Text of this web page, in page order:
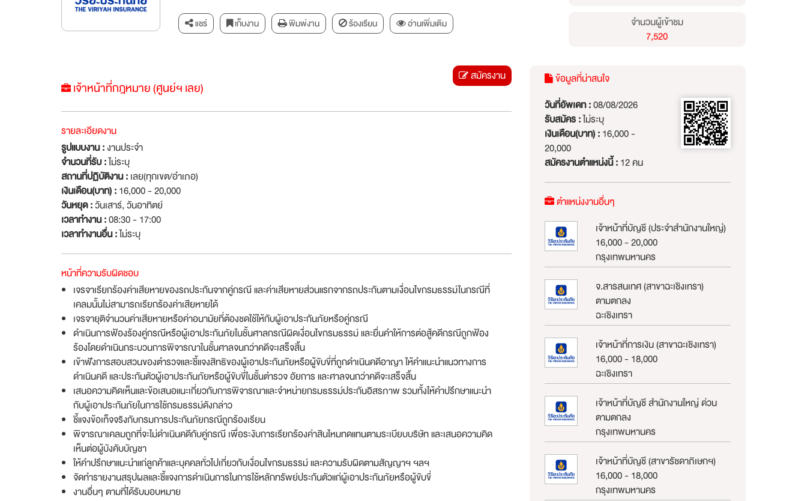
แชร์ เก็บงาน พิมพ์งาน ร้องเรียน อ่านเพิ่มเติม
จำนวนผู้เข้าชม
7,520
เจ้าหน้าที่กฎหมาย (ศูนย์ฯ เลย)
สมัครงาน
รายละเอียดงาน
รูปแบบงาน :งานประจำ
จำนวนที่รับ :ไม่ระบุ
สถานที่ปฏิบัติงาน :เลย(ทุกเขต/อำเภอ)
เงินเดือน(บาท) :16,000 - 20,000
วันหยุด :วันเสาร์,วันอาทิตย์
เวลาทำงาน :08:30 - 17:00
เวลาทำงานอื่น :ไม่ระบุ
หน้าที่ความรับผิดชอบ
เจรจาเรียกร้องค่าเสียหายของรถประกันจากคู่กรณี และค่าเสียหายส่วนแรกจากรถประกันตามเงื่อนไขกรมธรรม์ในกรณีที่
เคลมนั้นไม่สามารถเรียกร้องค่าเสียหายได้
เจรจายุติจำนวนค่าเสียหายหรือค่าอนามัยที่ต้องชดใช้ให้กับผู้เอาประกันภัยหรือคู่กรณี
ดำเนินการฟ้องร้องคู่กรณีหรือผู้เอาประกันภัยในชั้นศาลกรณีผิดเงื่อนไขกรมธรรม์ และยื่นคำให้การต่อสู้คดีกรณีถูกฟ้อง
ร้องโดยดำเนินกระบวนการพิจารณาในชั้นศาลจนกว่าคดีจะเสร็จสิ้น
เข้าฟังการสอบสวนของตำรวจและชี้แจงสิทธิของผู้เอาประกันภัยหรือผู้ขับขี่ที่ถูกดำเนินคดีอาญา ให้คำแนะนำแนวทางการ
ดำเนินคดี และประกันตัวผู้เอาประกันภัยหรือผู้ขับขี่ในชั้นตำรวจ อัยการ และศาลจนกว่าคดีจะเสร็จสิ้น
เสนอความคิดเห็นและข้อเสนอแนะเกี่ยวกับการพิจารณาและจำหน่ายกรมธรรม์ประกันอิสรภาพ รวมทั้งให้คำปรึกษาแนะนำ
กับผู้เอาประกันภัยในการใช้กรมธรรม์ดังกล่าว
ชี้แจงข้อเท็จจริงกับกรมการประกันภัยกรณีถูกร้องเรียน
พิจารณาเคลมถูกที่จะไม่ดำเนินคดีกับคู่กรณี เพื่อระงับการเรียกร้องค่าสินไหมทดแทนตามระเบียบบริษัท และเสนอความคิด
เห็นต่อผู้บังคับบัญชา
ให้คำปรึกษาแนะนำแก่ลูกค้าและบุคคลทั่วไปเกี่ยวกับเงื่อนไขกรมธรรม์ และความรับผิดตามสัญญาฯ ฯลฯ
จัดทำรายงานสรุปผลและชี้แจงการดำเนินการในการใช้หลักทรัพย์ประกันตัวแก่ผู้เอาประกันภัยหรือผู้ขับขี่
งานอื่นๆ ตามที่ได้รับมอบหมาย
ข้อมูลที่น่าสนใจ
วันที่อัพเดท :08/08/2026
รับสมัคร :ไม่ระบุ
เงินเดือน(บาท) :16,000 -
20,000
สมัครงานตำแหน่งนี้ :12 คน
ตำแหน่งงานอื่นๆ
เจ้าหน้้าที่บัญชี (ประจำสำนักงานใหญ่)
16,000 - 20,000
กรุงเทพมหานคร
จ.สารสนเทศ (สาขาฉะเชิงเทรา)
ตามตกลง
ฉะเชิงเทรา
เจ้าหน้าที่การเงิน (สาขาฉะเชิงเทรา)
16,000 - 18,000
ฉะเชิงเทรา
เจ้าหน้าที่บัญชี สำนักงานใหญ่ ด่วน
ตามตกลง
กรุงเทพมหานคร
เจ้าหน้าที่บัญชี (สาขารัชดาภิเษกฯ)
16,000 - 18,000
กรุงเทพมหานคร